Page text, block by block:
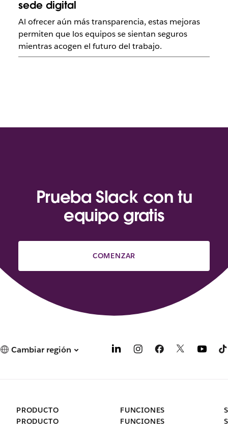
sede digital
Al ofrecer aún más transparencia, estas mejoras
permiten que los equipos se sientan seguros
mientras acogen el futuro del trabajo.
Prueba Slack con tu
equipo gratis
COMENZAR
Cambiar región
PRODUCTO
PRODUCTO
FUNCIONES
FUNCIONES